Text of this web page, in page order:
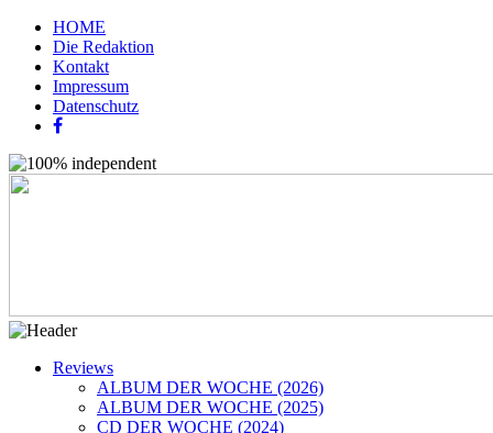
HOME
Die Redaktion
Kontakt
Impressum
Datenschutz
Reviews
ALBUM DER WOCHE (2026)
ALBUM DER WOCHE (2025)
CD DER WOCHE (2024)